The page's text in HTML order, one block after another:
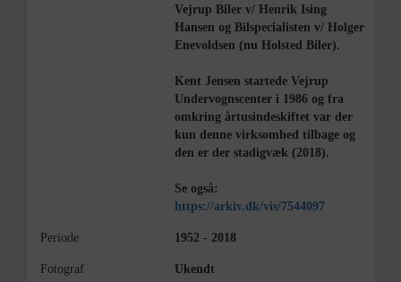
Vejrup Biler v/ Henrik Ising
Hansen og Bilspecialisten v/ Holger
Enevoldsen (nu Holsted Biler).
Kent Jensen startede Vejrup
Undervognscenter i 1986 og fra
omkring årtusindeskiftet var der
kun denne virksomhed tilbage og
den er der stadigvæk (2018).
Se også:
https://arkiv.dk/vis/7544097
Periode 1952 - 2018
Fotograf Ukendt